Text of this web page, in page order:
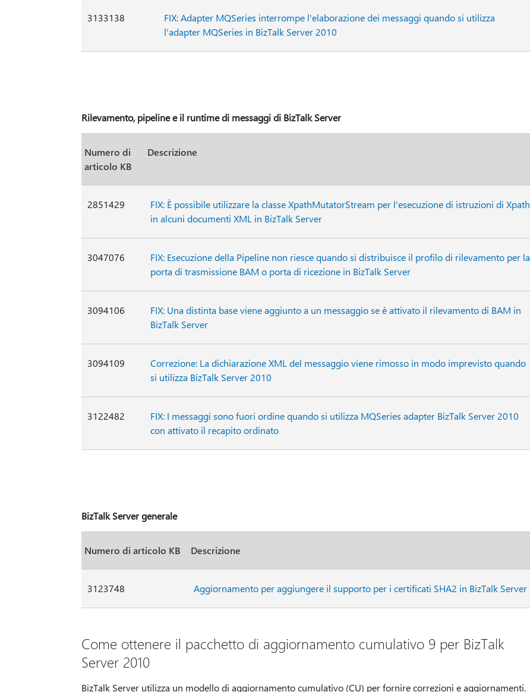
3133138
FIX: Adapter MQSeries interrompe l'elaborazione dei messaggi quando si utilizza
l'adapter MQSeries in BizTalk Server 2010
Rilevamento, pipeline e il runtime di messaggi di BizTalk Server
Numero di
articolo KB
Descrizione
2851429
FIX: È possibile utilizzare la classe XpathMutatorStream per l'esecuzione di istruzioni di Xpath
in alcuni documenti XML in BizTalk Server
3047076
FIX: Esecuzione della Pipeline non riesce quando si distribuisce il profilo di rilevamento per la
porta di trasmissione BAM o porta di ricezione in BizTalk Server
3094106
FIX: Una distinta base viene aggiunto a un messaggio se è attivato il rilevamento di BAM in
BizTalk Server
3094109
Correzione: La dichiarazione XML del messaggio viene rimosso in modo imprevisto quando
si utilizza BizTalk Server 2010
3122482
FIX: I messaggi sono fuori ordine quando si utilizza MQSeries adapter BizTalk Server 2010
con attivato il recapito ordinato
BizTalk Server generale
Numero di articolo KB Descrizione
3123748 Aggiornamento per aggiungere il supporto per i certificati SHA2 in BizTalk Server
Come ottenere il pacchetto di aggiornamento cumulativo 9 per BizTalk
Server 2010
BizTalk Server utilizza un modello di aggiornamento cumulativo (CU) per fornire correzioni e aggiornamenti.